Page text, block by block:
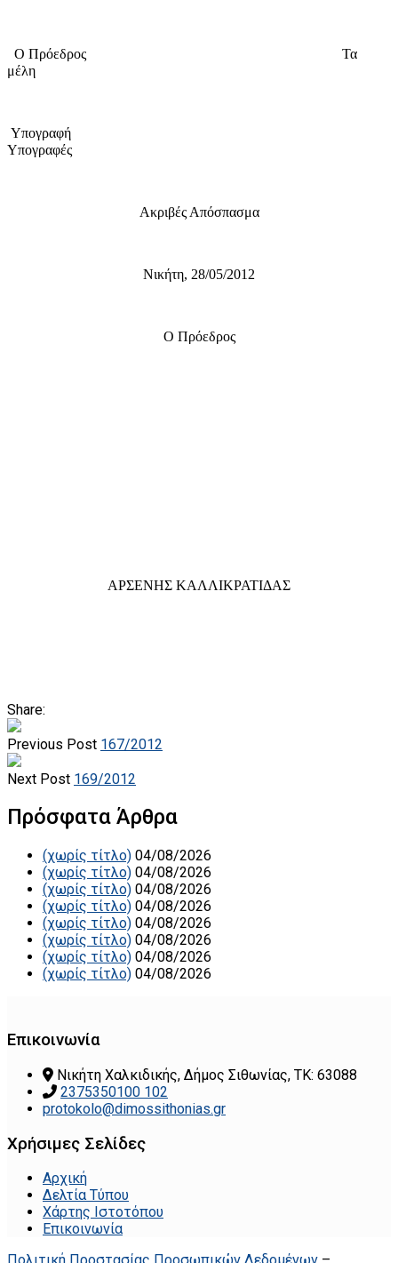
Ο Πρόεδρος
Τα
μέλη
Υπογραφή
Υπογραφές
Ακριβές Απόσπασμα
Νικήτη, 28/05/2012
Ο Πρόεδρος
ΑΡΣΕΝΗΣ ΚΑΛΛΙΚΡΑΤΙΔΑΣ
Share:
Previous Post 167/2012
Next Post 169/2012
Πρόσφατα Άρθρα
(χωρίς τίτλο) 04/08/2026
(χωρίς τίτλο) 04/08/2026
(χωρίς τίτλο) 04/08/2026
(χωρίς τίτλο) 04/08/2026
(χωρίς τίτλο) 04/08/2026
(χωρίς τίτλο) 04/08/2026
(χωρίς τίτλο) 04/08/2026
(χωρίς τίτλο) 04/08/2026
Επικοινωνία
Νικήτη Χαλκιδικής, Δήμος Σιθωνίας, ΤΚ: 63088
2375350100 102
protokolo@dimossithonias.gr
Χρήσιμες Σελίδες
Αρχική
Δελτία Τύπου
Χάρτης Ιστοτόπου
Επικοινωνία